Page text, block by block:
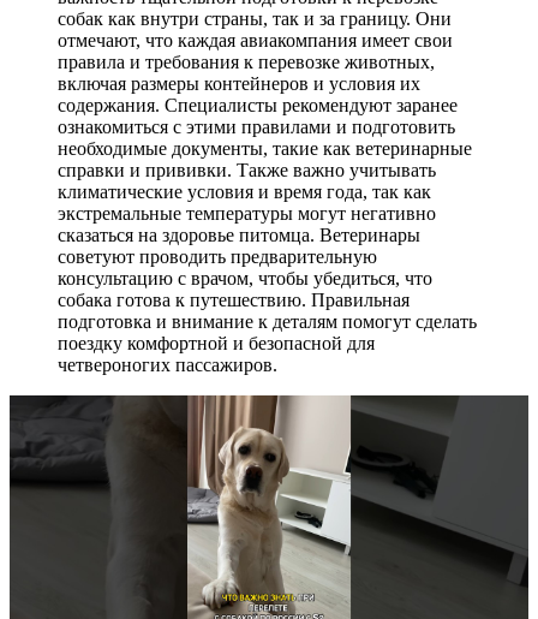
собак как внутри страны, так и за границу. Они
отмечают, что каждая авиакомпания имеет свои
правила и требования к перевозке животных,
включая размеры контейнеров и условия их
содержания. Специалисты рекомендуют заранее
ознакомиться с этими правилами и подготовить
необходимые документы, такие как ветеринарные
справки и прививки. Также важно учитывать
климатические условия и время года, так как
экстремальные температуры могут негативно
сказаться на здоровье питомца. Ветеринары
советуют проводить предварительную
консультацию с врачом, чтобы убедиться, что
собака готова к путешествию. Правильная
подготовка и внимание к деталям помогут сделать
поездку комфортной и безопасной для
четвероногих пассажиров.